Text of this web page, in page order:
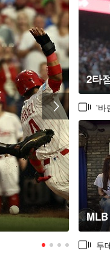
루
히 하
2타
'바
투